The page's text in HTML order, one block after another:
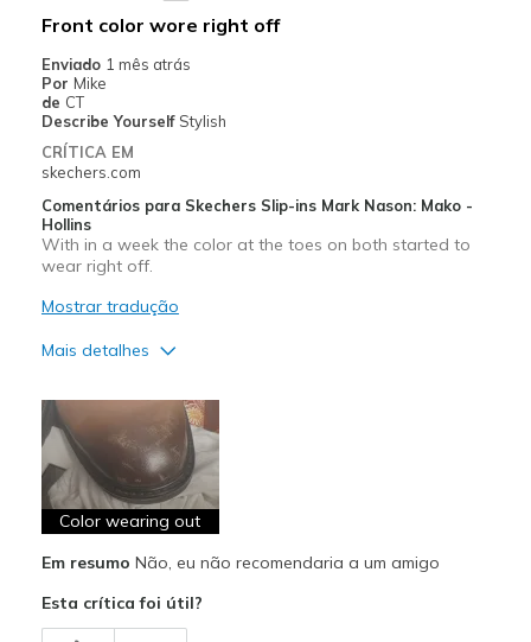
Front color wore right off
Enviado 1 mês atrás
Por Mike
de CT
Describe Yourself Stylish
CRÍTICA EM
skechers.com
Comentários para Skechers Slip-ins Mark Nason: Mako -
Hollins
With in a week the color at the toes on both started to
wear right off.
Mostrar tradução
Mais detalhes
Attractive Design
Comfortable
Contras
Poor Quality
Wear Out Quickly
Color wearing out
Em resumo Não, eu não recomendaria a um amigo
Esta crítica foi útil?